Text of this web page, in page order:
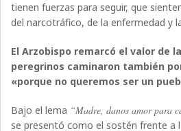
tienen fuerzas para seguir, que
del narcotráfico, de la enfermedad y
El Arzobispo remarcó el valor de
peregrinos caminaron también
«porque no queremos ser un
Bajo el lema “Madre, danos amor para
se presentó como el sostén frente a